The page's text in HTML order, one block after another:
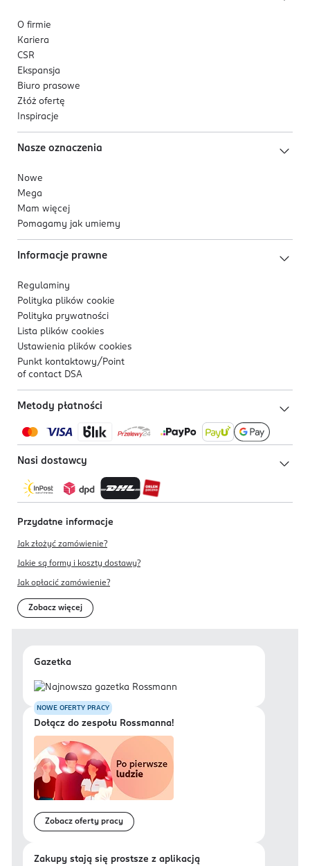
O firmie
Kariera
CSR
Ekspansja
Biuro prasowe
Złóż ofertę
Inspiracje
Nasze oznaczenia
Nowe
Mega
Mam więcej
Pomagamy jak umiemy
Informacje prawne
Regulaminy
Polityka plików cookie
Polityka prywatności
Lista plików cookies
Ustawienia plików cookies
Punkt kontaktowy/ Point
of contact DSA
Metody płatności
Nasi dostawcy
Przydatne informacje
Jak złożyć zamówienie?
Jakie są formy i koszty dostawy?
Jak opłacić zamówienie?
Zobacz więcej
Gazetka
NOWE OFERTY PRACY
Dołącz do zespołu Rossmanna!
Zobacz oferty pracy
Zakupy stają się prostsze z aplikacją